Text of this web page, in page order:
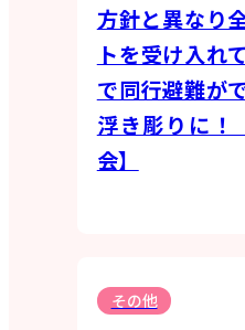
方針と異なり
トを受け入れ
で同行避難が
浮き彫りに！
会】
その他